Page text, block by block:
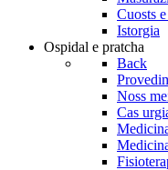
Cuosts
Istorgia
Ospidal e pratcha
Back
Noss
Cas